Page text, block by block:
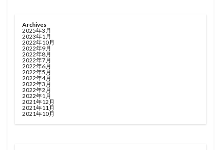
Archives
2025年3月
2023年1月
2022年10月
2022年9月
2022年8月
2022年7月
2022年6月
2022年5月
2022年4月
2022年3月
2022年2月
2022年1月
2021年12月
2021年11月
2021年10月